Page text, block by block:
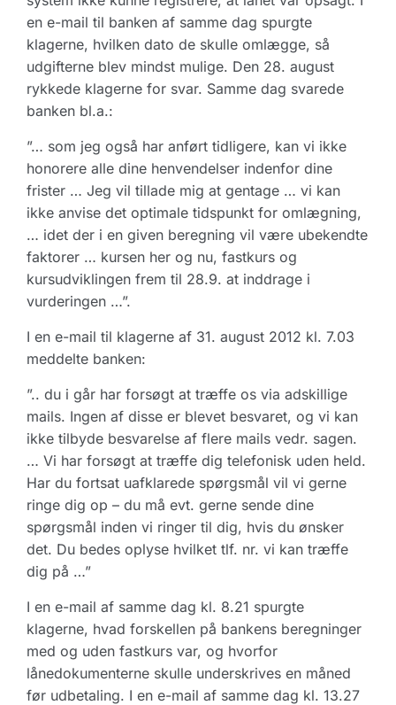
en e-mail til banken af samme dag spurgte
klagerne, hvilken dato de skulle omlægge, så
udgifterne blev mindst mulige. Den 28. august
rykkede klagerne for svar. Samme dag svarede
banken bl.a.:
”… som jeg også har anført tidligere, kan vi ikke
honorere alle dine henvendelser indenfor dine
frister … Jeg vil tillade mig at gentage … vi kan
ikke anvise det optimale tidspunkt for omlægning,
… idet der i en given beregning vil være ubekendte
faktorer … kursen her og nu, fastkurs og
kursudviklingen frem til 28.9. at inddrage i
vurderingen …”.
I en e-mail til klagerne af 31. august 2012 kl. 7.03
meddelte banken:
”.. du i går har forsøgt at træffe os via adskillige
mails. Ingen af disse er blevet besvaret, og vi kan
ikke tilbyde besvarelse af flere mails vedr. sagen.
… Vi har forsøgt at træffe dig telefonisk uden held.
Har du fortsat uafklarede spørgsmål vil vi gerne
ringe dig op – du må evt. gerne sende dine
spørgsmål inden vi ringer til dig, hvis du ønsker
det. Du bedes oplyse hvilket tlf. nr. vi kan træffe
dig på …”
I en e-mail af samme dag kl. 8.21 spurgte
klagerne, hvad forskellen på bankens beregninger
med og uden fastkurs var, og hvorfor
lånedokumenterne skulle underskrives en måned
før udbetaling. I en e-mail af samme dag kl. 13.27